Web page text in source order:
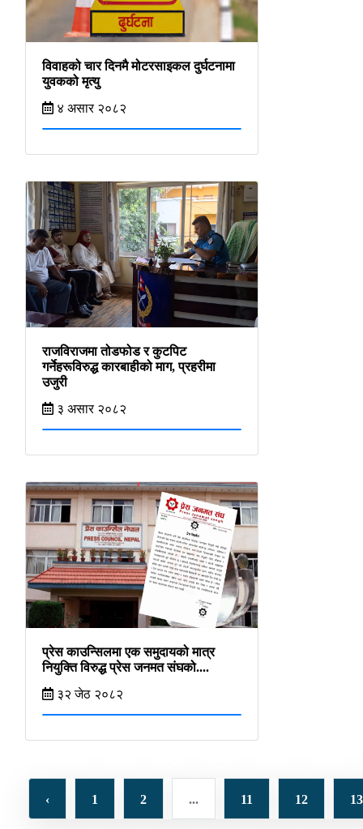
विवाहको चार दिनमै मोटरसाइकल दुर्घटनामा
युवकको मृत्यु
४ असार २०८२
राजविराजमा तोडफोड र कुटपिट
गर्नेहरूविरुद्ध कारबाहीको माग, प्रहरीमा
उजुरी
३ असार २०८२
प्रेस काउन्सिलमा एक समुदायको मात्र
नियुक्ति विरुद्ध प्रेस जनमत संघको....
३२ जेठ २०८२
‹ 1 2 ... 11 12 13